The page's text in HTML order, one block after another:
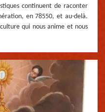
continuent de raconter
en 78550, et au-delà.
qui nous anime et nous